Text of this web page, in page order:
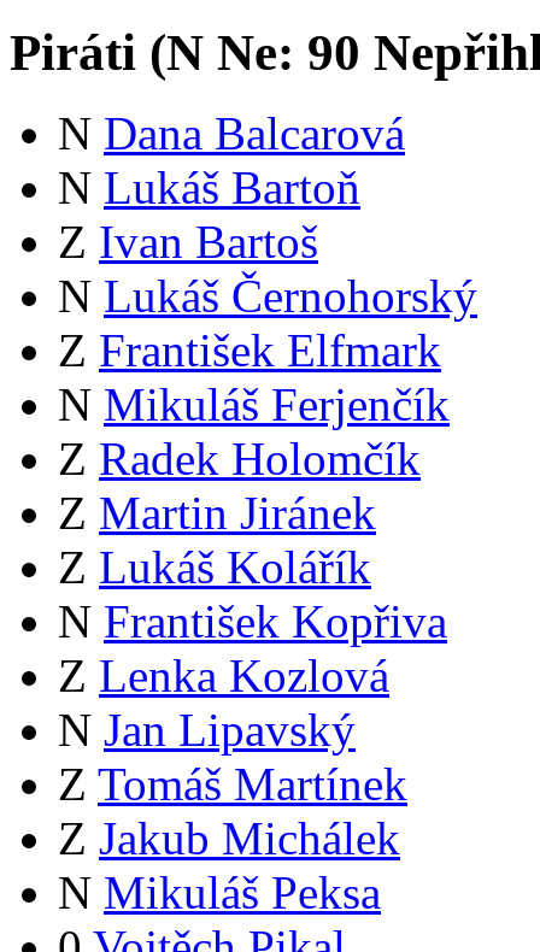
Piráti (N Ne: 90
N Dana Balcarová
N Lukáš Bartoň
Z Ivan Bartoš
N Lukáš Černohorský
Z František Elfmark
N Mikuláš Ferjenčík
Z Radek Holomčík
Z Martin Jiránek
Z Lukáš Kolářík
N František Kopřiva
Z Lenka Kozlová
N Jan Lipavský
Z Tomáš Martínek
Z Jakub Michálek
N Mikuláš Peksa